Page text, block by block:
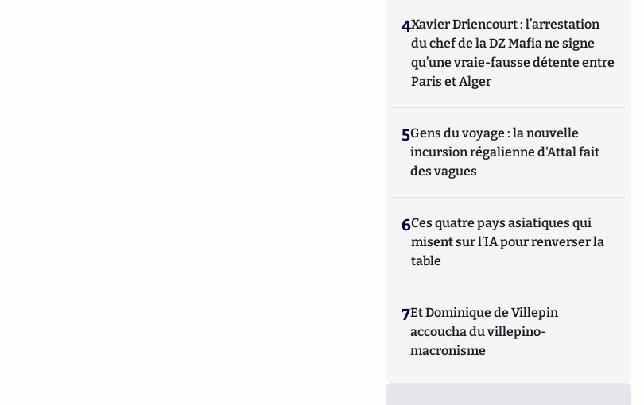
4Xavier Driencourt : l’arrestation
du chef de la DZ Mafia ne signe
qu’une vraie-fausse détente entre
Paris et Alger
5Gens du voyage : la nouvelle
incursion régalienne d'Attal fait
des vagues
6Ces quatre pays asiatiques qui
misent sur l’IA pour renverser la
table
7Et Dominique de Villepin
accoucha du villepino-
macronisme